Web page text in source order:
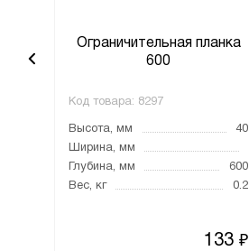
Ограничительная планка
600
Код товара: 8297
Высота, мм
40
Ширина, мм
Глубина, мм
600
Вес, кг
0.2
133 ₽